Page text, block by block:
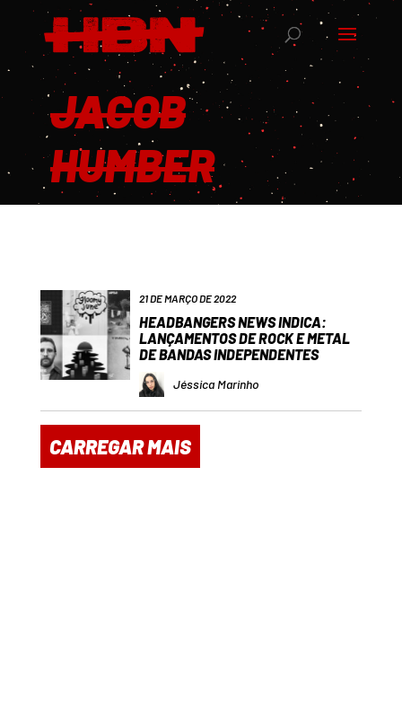
JACOB
HUMBER
21 DE MARÇO DE 2022
HEADBANGERS NEWS INDICA:
LANÇAMENTOS DE ROCK E METAL
DE BANDAS INDEPENDENTES
Jéssica Marinho
CARREGAR MAIS